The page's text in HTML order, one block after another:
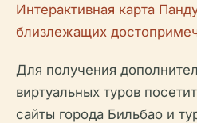
Интерактивная карта
близлежащих
Для получения
виртуальных туров
сайты города Бильбао и